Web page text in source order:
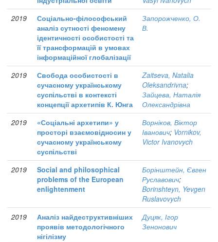
2019
Соціально-філософський
аналіз сутності феномену
ідентичності особистості та
її трансформацій в умовах
інформаційної глобалізації
Запорожченко, О.
В.
2019
Свобода особистості в
сучасному українському
суспільстві в контексті
концепції архетипів К. Юнга
Zaitseva, Natalia
Oleksandrivna;
Зайцева, Наталія
Олександрівна
2019
«Соціальні архетипи» у
просторі взаємовідносин у
сучасному українському
суспільстві
Ворніков, Віктор
Іванович; Vornikov,
Victor Ivanovych
2019
Social and philosophical
problems of the European
enlightenment
Борінштейн, Євген
Руславович;
Borinshteyn, Yevgen
Ruslavovych
2019
Аналіз найдеструктивніших
проявів методологічного
нігілізму
Дуцяк, Ігор
Зенонович